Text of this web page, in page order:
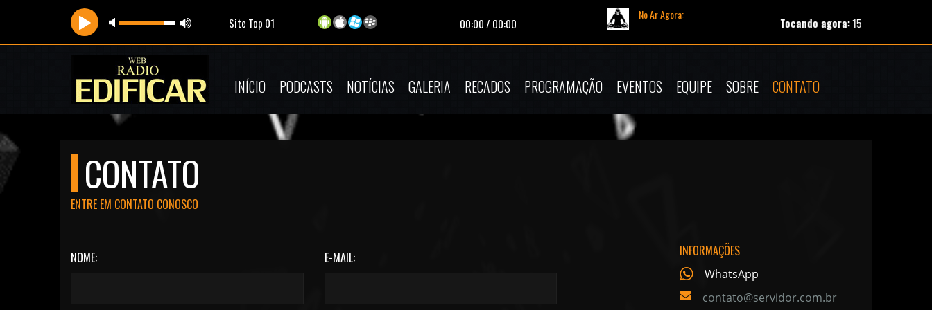
Site Top 01 00:00/ 00:00
No Ar Agora:
Tocando agora:151-jota-neto-eu-
INÍCIO PODCASTS NOTÍCIAS GALERIA RECADOS PROGRAMAÇÃO EVENTOS EQUIPE SOBRE CONTATO
CONTATO
ENTRE EM CONTATO CONOSCO
NOME: E-MAIL: INFORMAÇÕES
WhatsApp
contato@servidor.com.br